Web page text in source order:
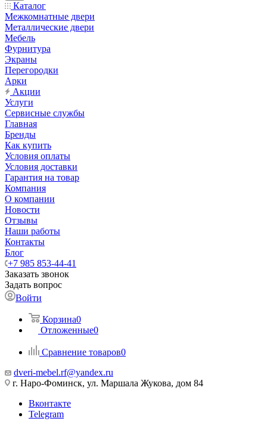
Каталог
Межкомнатные двери
Металлические двери
Мебель
Фурнитура
Экраны
Перегородки
Арки
Акции
Услуги
Сервисные службы
Главная
Бренды
Как купить
Условия оплаты
Условия доставки
Гарантия на товар
Компания
О компании
Новости
Отзывы
Наши работы
Контакты
Блог
+7 985 853-44-41
Заказать звонок
Задать вопрос
Войти
Корзина0
Отложенные0
Сравнение товаров0
dveri-mebel.rf@yandex.ru
г. Наро-Фоминск, ул. Маршала Жукова, дом 84
Вконтакте
Telegram